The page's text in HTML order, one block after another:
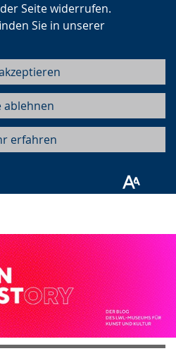
Seite widerrufen.
Sie in unserer
ablehnen
erfahren